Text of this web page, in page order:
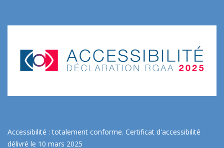
Accessibilité : totalement conforme. Certificat d'accessibilité
délivré le 10 mars 2025